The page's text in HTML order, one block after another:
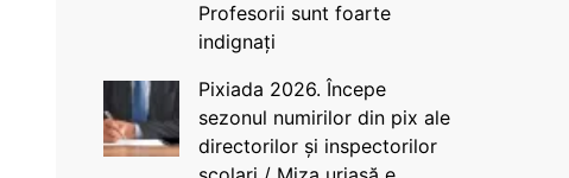
Profesorii sunt foarte
indignați
Pixiada 2026. Începe
sezonul numirilor din pix ale
directorilor și inspectorilor